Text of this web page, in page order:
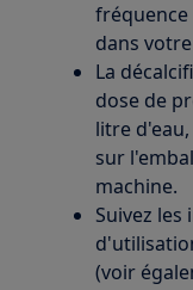
fréquence
dans
La
dose de
litre
sur
machine.
Suivez
(voir